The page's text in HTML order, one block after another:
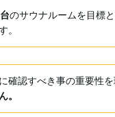
のサウナルームを目標
。
確認すべき事の重要性
。